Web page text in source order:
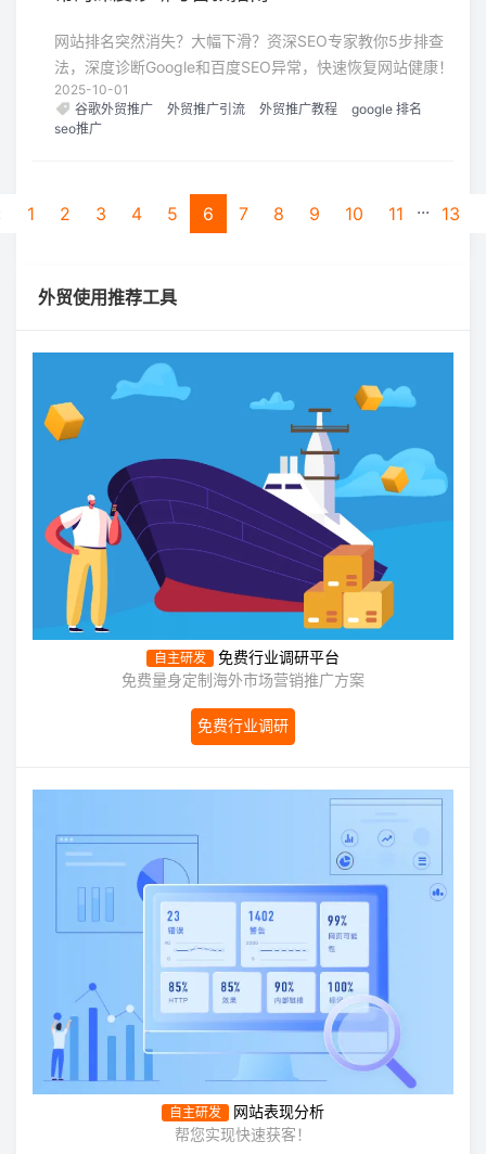
网站排名突然消失？大幅下滑？资深SEO专家教你5步排查
法，深度诊断Google和百度SEO异常，快速恢复网站健康！
2025-10-01
谷歌外贸推广
外贸推广引流 外贸推广教程
google 排名
seo推广
1 2 3 4 5 6 7 8 9 10 11 ... 13
外贸使用推荐工具
自主研发
免费行业调研平台
免费量身定制海外市场营销推广方案
免费行业调研
自主研发
网站表现分析
帮您实现快速获客！